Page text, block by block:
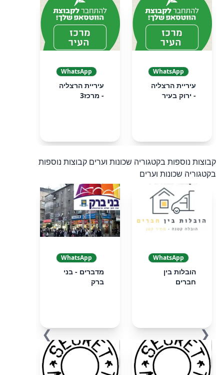
WhatsApp
עיריית הרצליה
- ירוק בעיר
WhatsApp
עיריית הרצליה
- מרכז3
קבוצות נוספות בקטגוריה שכונות וערים קבוצות נוספות
בקטגוריה שכונות וערים
❮
WhatsApp
הובלות בין
חברים
WhatsApp
מדברים - בני
ברק
❯